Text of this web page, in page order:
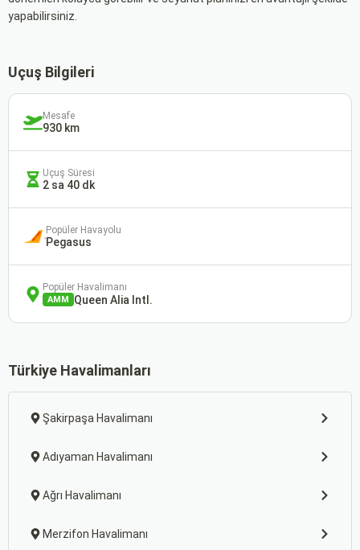
yapabilirsiniz.
Uçuş Bilgileri
Mesafe
930 km
Uçuş Süresi
2 sa 40 dk
Popüler Havayolu
Pegasus
Popüler Havalimanı
AMM Queen Alia Intl.
Türkiye Havalimanları
Şakirpaşa Havalimanı
Adıyaman Havalimanı
Ağrı Havalimanı
Merzifon Havalimanı